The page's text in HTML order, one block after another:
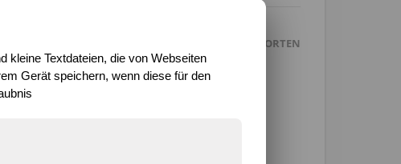
ANTWORTEN
kleine Textdateien, die von Webseiten
Gerät speichern, wenn diese für den